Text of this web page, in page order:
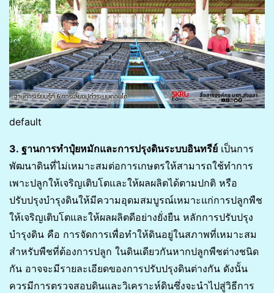
default
3. ฐานการทำปุ๋ยหมักและการปรุงดินระบบอินทรีย์ เป็นการ
พัฒนาดินที่ไม่เหมาะสมต่อการเกษตรให้สามารถใช้ทำการ
เพาะปลูกให้เจริญเติบโตและให้ผลผลิตได้ตามปกติ หรือ
ปรับปรุงบำรุงดินให้มีความอุดมสมบูรณ์เหมาะแก่การปลูกพืช
ให้เจริญเติบโตและให้ผลผลิตดีอย่างยั่งยืน หลักการปรับปรุง
บำรุงดิน คือ การจัดการเพื่อทำให้ดินอยู่ในสภาพที่เหมาะสม
สำหรับพืชที่ต้องการปลูก ในดินเดียวกันหากปลูกพืชต่างชนิด
กัน อาจจะมีรายละเอียดของการปรับปรุงดินต่างกัน ดังนั้น
ควรมีการตรวจสอบดินและวิเคราะห์ดินซึ่งจะนำไปสู่วิธีการ